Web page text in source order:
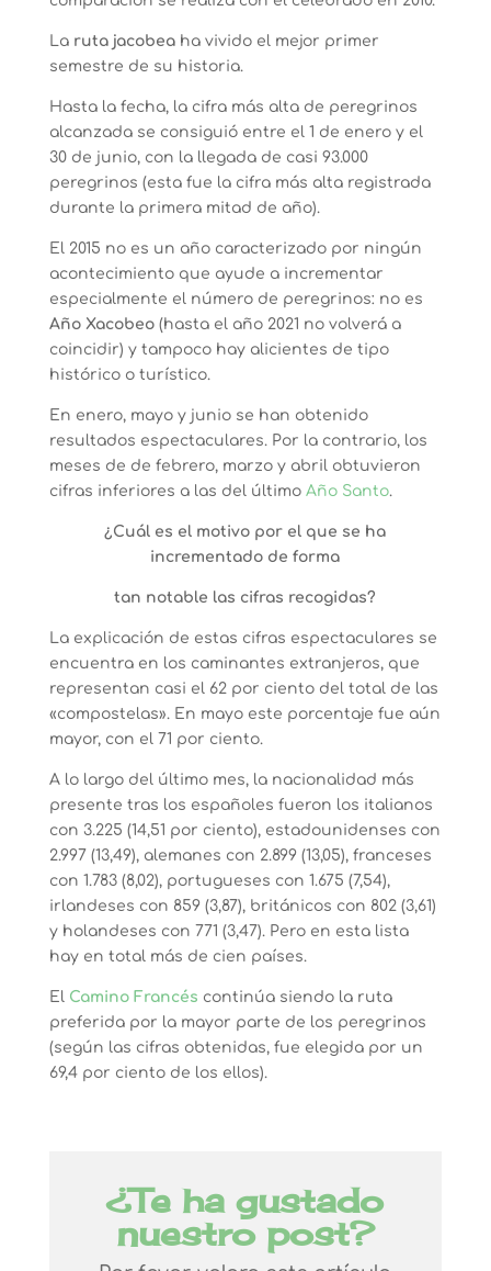
La ruta jacobeaha vivido el mejor primer
semestre de su historia.
Hasta la fecha, la cifra más alta de peregrinos
alcanzada se consiguió entre el 1 de enero y el
30 de junio, con la llegada de casi 93.000
peregrinos (esta fue la cifra más alta registrada
durante la primera mitad de año).
El 2015 no es un año caracterizado por ningún
acontecimiento que ayude a incrementar
especialmente el número de peregrinos: no es
Año Xacobeo(hasta el año 2021 no volverá a
coincidir) y tampoco hay alicientes de tipo
histórico o turístico.
En enero, mayo y junio se han obtenido
resultados espectaculares. Por la contrario, los
meses de de febrero, marzo y abril obtuvieron
cifras inferiores a las del último Año Santo.
¿Cuál es el motivo por el que se ha
incrementado de forma
tan notable las cifras recogidas?
La explicación de estas cifras espectaculares se
encuentra en los caminantes extranjeros, que
representan casi el 62 por ciento del total de las
«compostelas». En mayo este porcentaje fue aún
mayor, con el 71 por ciento.
A lo largo del último mes, la nacionalidad más
presente tras los españoles fueron los italianos
con 3.225 (14,51 por ciento), estadounidenses con
2.997 (13,49), alemanes con 2.899 (13,05), franceses
con 1.783 (8,02), portugueses con 1.675 (7,54),
irlandeses con 859 (3,87), británicos con 802 (3,61)
y holandeses con 771 (3,47). Pero en esta lista
hay en total más de cien países.
El Camino Francés continúa siendo la ruta
preferida por la mayor parte de los peregrinos
(según las cifras obtenidas, fue elegida por un
69,4 por ciento de los ellos).
¿Te ha gustado
nuestro post?